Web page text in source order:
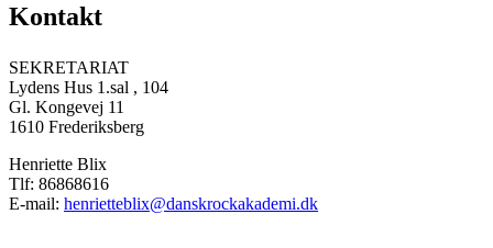
Kontakt
SEKRETARIAT
Lydens Hus 1.sal , 104
Gl. Kongevej 11
1610 Frederiksberg
Henriette Blix
Tlf: 86868616
E-mail: henrietteblix@danskrockakademi.dk